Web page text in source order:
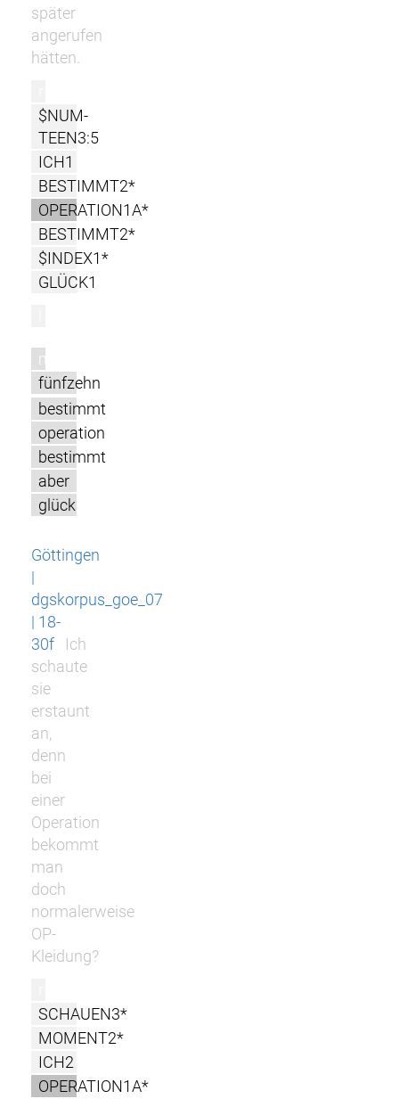
später
angerufen
hätten.
$NUM-
TEEN3:5
ICH1
BESTIMMT2*
OPERATION1A*
BESTIMMT2*
$INDEX1*
GLÜCK1
m
fünfzehn
bestimmt
operation
bestimmt
aber
glück
Göttingen
|
dgskorpus_goe_07
| 18-
30f
Ich
schaute
sie
erstaunt
an,
denn
bei
einer
Operation
bekommt
man
doch
normalerweise
OP-
Kleidung?
SCHAUEN3*
MOMENT2*
ICH2
OPERATION1A*